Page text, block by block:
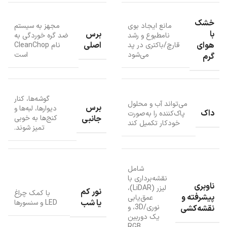
و پد تی به‌طور مؤثر ضدعفونی شود. در این دستگاه پس از شست‌وشوی
پد، داک همچنین پد را با هوای گرم خشک می‌کند، این کار مانع ایجاد بوی
نامطبوع و رشد قارچ/باکتری در پد می‌شود. در این ربات داک می‌تواند آب و
محلول پاک‌کننده را به‌صورت خودکار تکمیل مجدد کند و بنابراین برای مدت
طولانی بدون نیاز به دخالت شما آماده استفاده است.
خشک
با
هوای
گرم
مانع ایجاد بوی
نامطبوع و رشد
قارچ/باکتری در پد
می‌شود
برس
اصلی
مجهز به سیستم
ضد گره خوردگی به
نام CleanChop
است
داک
می‌تواند آب و محلول
پاک‌کننده را به‌صورت
خودکار تکمیل کند
برس
جانبی
گوشه‌ها، کنار
دیوارها، لبه‌ها و
کنج‌ها به خوبی
تمیز شوند.
ناوبری
پیشرفته و
نقشه‌کشی
شامل
نقشه‌برداری با
لیزر (LiDAR)،
عمق‌یابی
نوری/3D، و
یک دوربین
نور کم
یا شب
با کمک چراغ
LED و سنسورها